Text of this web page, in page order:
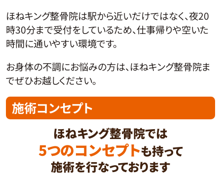
ほねキング整骨院は駅から近いだけではなく、夜20
時30分まで受付をしているため、仕事帰りや空いた
時間に通いやすい環境です。
お身体の不調にお悩みの方は、ほねキング整骨院ま
でぜひお越しください。
施術コンセプト
ほねキング整骨院では
5つのコンセプトも持って
施術を行なっております